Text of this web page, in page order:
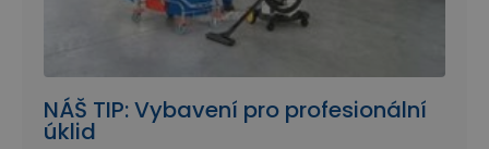
NÁŠ TIP: Vybavení pro profesionální
úklid